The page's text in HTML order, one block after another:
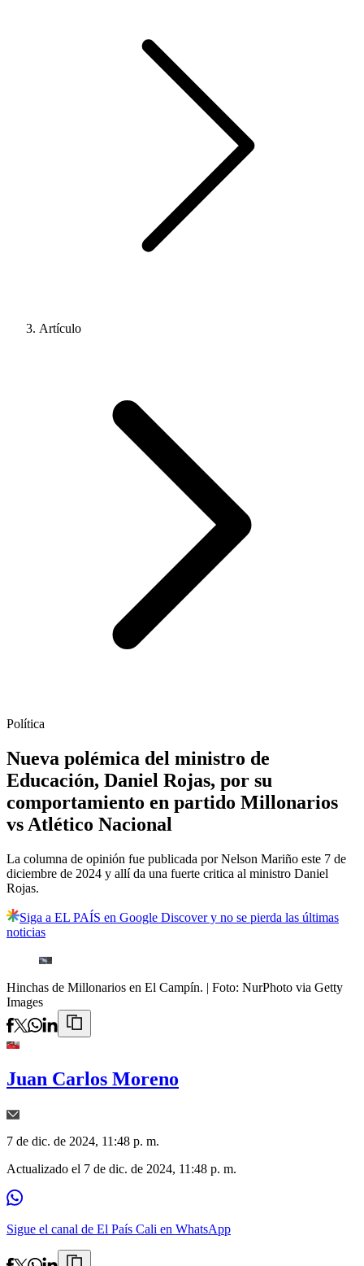
Artículo
Política
Nueva polémica del ministro de
Educación, Daniel Rojas, por su
comportamiento en partido Millonarios
vs Atlético Nacional
La columna de opinión fue publicada por Nelson Mariño este 7 de
diciembre de 2024 y allí da una fuerte critica al ministro Daniel
Rojas.
Siga a EL PAÍS en Google Discover y no se pierda las últimas
noticias
Hinchas de Millonarios en El Campín. | Foto: NurPhoto via Getty
Images
Juan Carlos Moreno
7 de dic. de 2024, 11:48 p. m.
Actualizado el 7 de dic. de 2024, 11:48 p. m.
Sigue el canal de El País Cali en WhatsApp